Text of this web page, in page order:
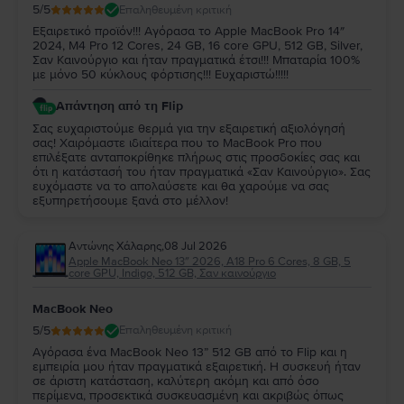
5/5 Επαληθευμένη κριτική
Εξαιρετικό προϊόν!!! Αγόρασα το Apple MacBook Pro 14″
2024, M4 Pro 12 Cores, 24 GB, 16 core GPU, 512 GB, Silver,
Σαν Καινούργιο και ήταν πραγματικά έτσι!!! Μπαταρία 100%
με μόνο 50 κύκλους φόρτισης!!! Ευχαριστώ!!!!!
Απάντηση από τη Flip
Σας ευχαριστούμε θερμά για την εξαιρετική αξιολόγησή
σας! Χαιρόμαστε ιδιαίτερα που το MacBook Pro που
επιλέξατε ανταποκρίθηκε πλήρως στις προσδοκίες σας και
ότι η κατάστασή του ήταν πραγματικά «Σαν Καινούργιο». Σας
ευχόμαστε να το απολαύσετε και θα χαρούμε να σας
εξυπηρετήσουμε ξανά στο μέλλον!
Αντώνης Χάλαρης,08 Jul 2026
Apple MacBook Neo 13″ 2026, A18 Pro 6 Cores, 8 GB, 5
core GPU, Indigo, 512 GB, Σαν καινούργιο
MacBook Neo
5/5 Επαληθευμένη κριτική
Αγόρασα ένα MacBook Neo 13” 512 GB από το Flip και η
εμπειρία μου ήταν πραγματικά εξαιρετική. Η συσκευή ήταν
σε άριστη κατάσταση, καλύτερη ακόμη και από όσο
περίμενα, προσεκτικά συσκευασμένη και ακριβώς όπως